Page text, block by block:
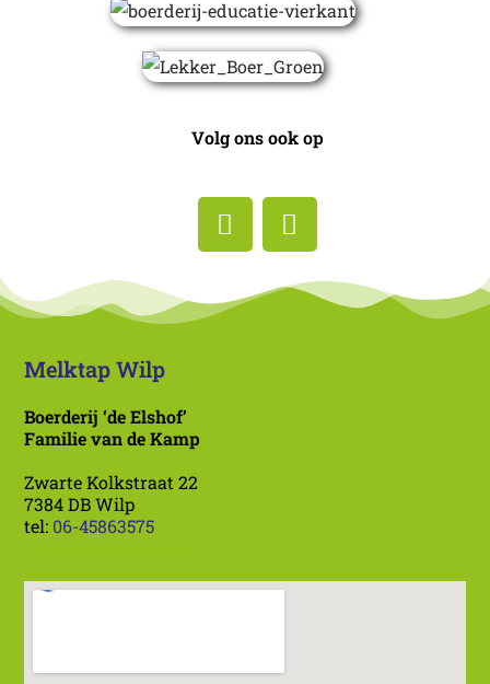
Volg ons ook op
Melktap Wilp
Boerderij ‘de Elshof’
Familie van de Kamp
Zwarte Kolkstraat 22
7384 DB Wilp
tel: 06-45863575